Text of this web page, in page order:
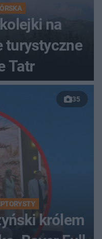
na
turystyczne
Tatr
35
królem